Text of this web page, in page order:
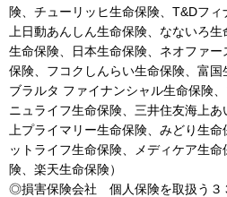
険、チューリッヒ生命保険、T&Dフ
上日動あんしん生命保険、なないろ
生命保険、日本生命保険、ネオファ
保険、フコクしんらい生命保険、富
ブラルタ ファイナンシャル生命保険
ニュライフ生命保険、三井住友海上
上プライマリー生命保険、みどり生
ットライフ生命保険、メディケア生
険、楽天生命保険）
◎損害保険会社 個人保険を取扱う３